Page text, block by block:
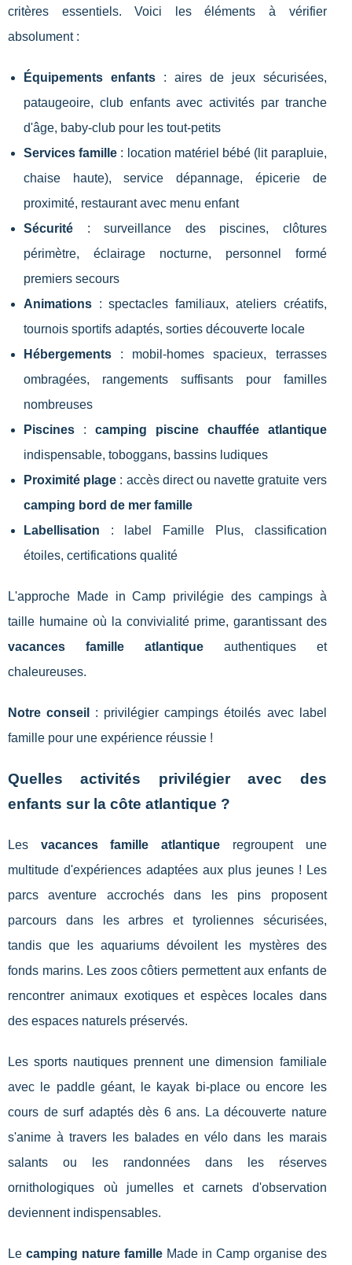
critères essentiels. Voici les éléments à vérifier
absolument :
Équipements enfants: aires de jeux sécurisées,
pataugeoire, club enfants avec activités par tranche
d'âge, baby-club pour les tout-petits
Services famille : location matériel bébé (lit parapluie,
chaise haute), service dépannage, épicerie de
proximité, restaurant avec menu enfant
Sécurité : surveillance des piscines, clôtures
périmètre, éclairage nocturne, personnel formé
premiers secours
Animations : spectacles familiaux, ateliers créatifs,
tournois sportifs adaptés, sorties découverte locale
Hébergements : mobil-homes spacieux, terrasses
ombragées, rangements suffisants pour familles
nombreuses
Piscines : camping piscine chauffée atlantique
indispensable, toboggans, bassins ludiques
Proximité plage : accès direct ou navette gratuite vers
camping bord de mer famille
Labellisation : label Famille Plus, classification
étoiles, certifications qualité
L'approche Made in Camp privilégie des campings à
taille humaine où la convivialité prime, garantissant des
vacances famille atlantiqueauthentiques et
chaleureuses.
Notre conseil
: privilégier campings étoilés avec label
famille pour une expérience réussie !
Quelles activités privilégier avec des
enfants sur la côte atlantique ?
Les vacances famille atlantique regroupent une
multitude d'expériences adaptées aux plus jeunes ! Les
parcs aventure accrochés dans les pins proposent
parcours dans les arbres et tyroliennes sécurisées,
tandis que les aquariums dévoilent les mystères des
fonds marins. Les zoos côtiers permettent aux enfants de
rencontrer animaux exotiques et espèces locales dans
des espaces naturels préservés.
Les sports nautiques prennent une dimension familiale
avec le paddle géant, le kayak bi-place ou encore les
cours de surf adaptés dès 6 ans. La découverte nature
s'anime à travers les balades en vélo dans les marais
salants ou les randonnées dans les réserves
ornithologiques où jumelles et carnets d'observation
deviennent indispensables.
Le camping nature familleMade in Camp organise des